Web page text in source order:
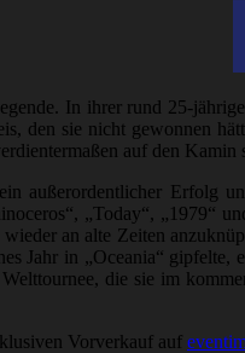
In ihrer rund 25-
den sie nicht gewonnen
auf den Kamin
außerordentlicher Erfolg
„Today“, „1979“
an alte Zeiten
Jahr in „Oceania“
die sie im
Vorverkauf auf